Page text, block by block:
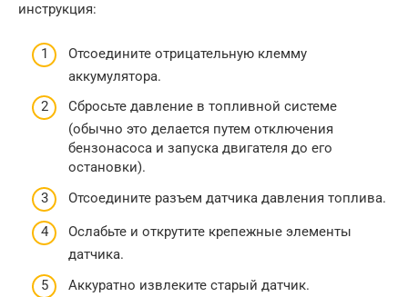
инструкция:
Отсоедините отрицательную клемму
аккумулятора.
Сбросьте давление в топливной системе
(обычно это делается путем отключения
бензонасоса и запуска двигателя до его
остановки).
Отсоедините разъем датчика давления топлива.
Ослабьте и открутите крепежные элементы
датчика.
Аккуратно извлеките старый датчик.